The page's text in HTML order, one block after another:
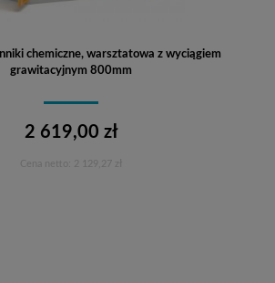
chemiczne, warsztatowa z wyciągiem
grawitacyjnym 800mm
2 619,00 zł
2 129,27 zł